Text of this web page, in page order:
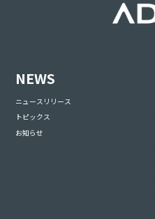
NEWS
ニュースリリース
トピックス
お知らせ